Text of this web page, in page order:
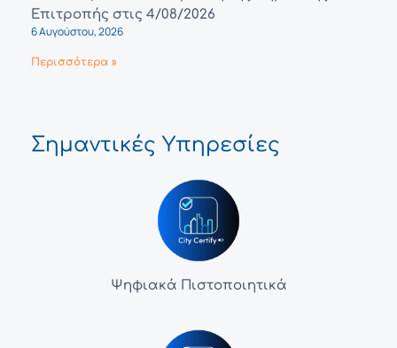
Επιτροπής στις 4/08/2026
6 Αυγούστου, 2026
Περισσότερα »
Σημαντικές Υπηρεσίες
Ψηφιακά Πιστοποιητικά